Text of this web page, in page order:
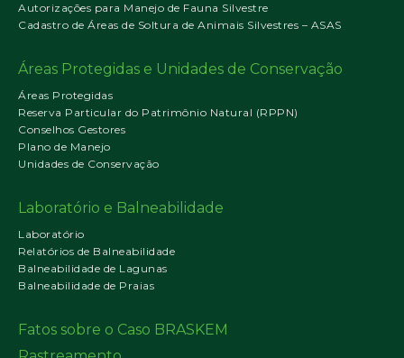
Autorizações para Manejo de Fauna Silvestre
Cadastro de Áreas de Soltura de Animais Silvestres – ASAS
Áreas Protegidas e Unidades de Conservação
Áreas Protegidas
Reserva Particular do Patrimônio Natural (RPPN)
Conselhos Gestores
Plano de Manejo
Unidades de Conservação
Laboratório e Balneabilidade
Laboratório
Relatórios de Balneabilidade
Balneabilidade de Lagunas
Balneabilidade de Praias
Fatos sobre o Caso BRASKEM